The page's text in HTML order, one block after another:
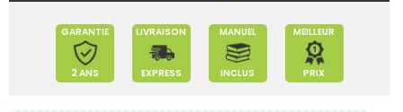
GARANTIE
2 ANS
LIVRAISON
EXPRESS
MANUEL
INCLUS
MEILLEUR
PRIX